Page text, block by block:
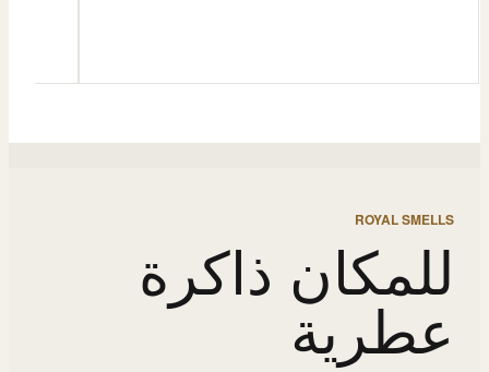
ROYAL SMELLS
للمكان ذاكرة
عطرية